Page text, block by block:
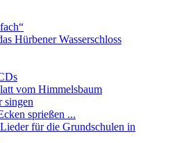
Hürbener Wasserschloss
vom Himmelsbaum
singen
sprießen ...
für die Grundschulen in